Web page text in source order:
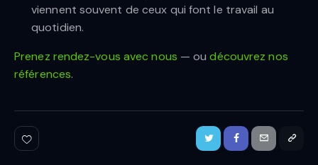
viennent souvent de ceux qui font le travail au
quotidien.
Prenez rendez-vous avec nous — oudécouvrez nos
références.